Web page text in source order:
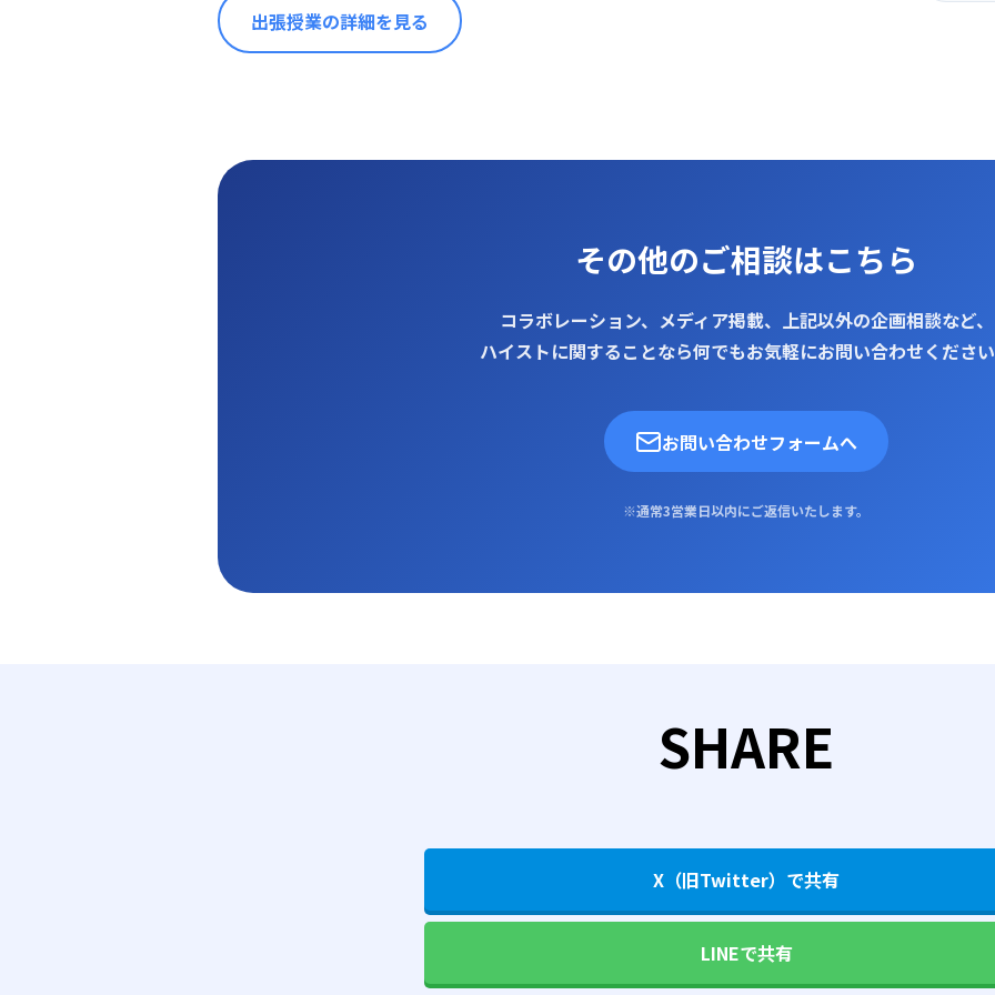
出張授業の詳細を見る
その他のご相談はこちら
コラボレーション、メディア掲載、上記以外の企画相談など、
ハイストに関することなら何でもお気軽にお問い合わせくださ
お問い合わせフォームへ
※通常3営業日以内にご返信いたします。
SHARE
X（旧Twitter）で共有
LINEで共有